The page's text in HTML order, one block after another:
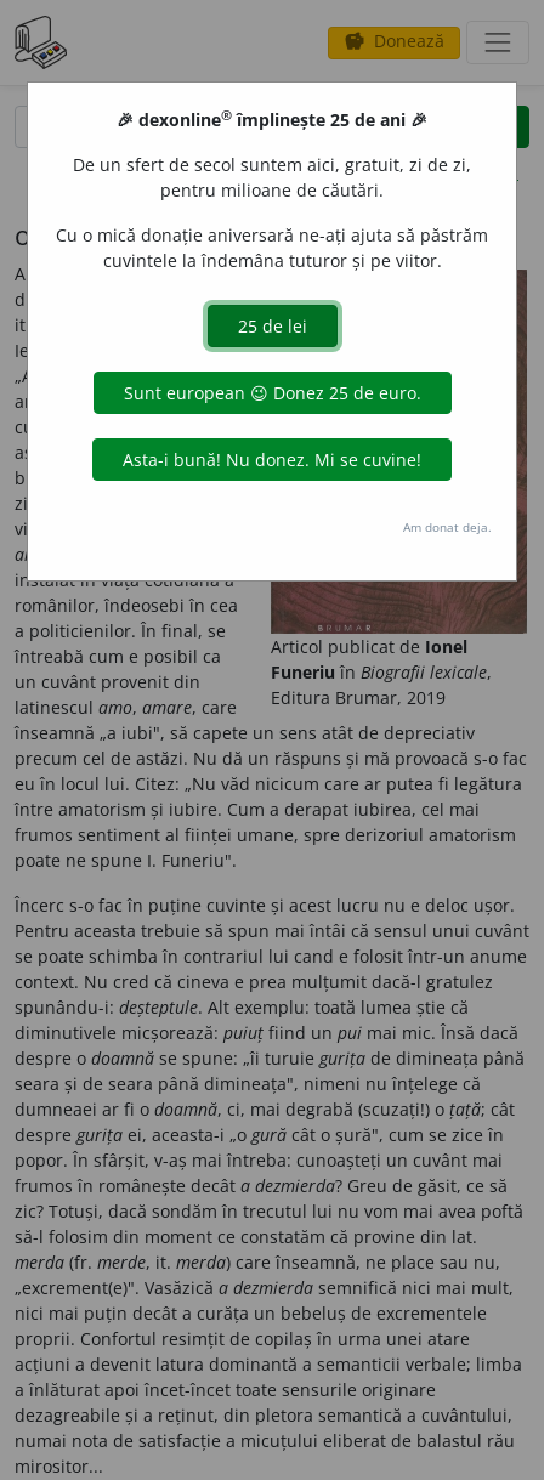
savings Donează
opțiuni
o provocare
Articol publicat de Ionel
Funeriu în Biografii lexicale,
Editura Brumar, 2019
Am reprodus, mai înainte, o
discuție telefonică
itinerantă cu domnul Ioan
Iercan, editorialistul ziarului
„Aradul", în urma căreia am
analizat etimologia
cuvântului
astea, în
Antinevralgic-ul său
bisăptămânal, temutul
ziarist scrie un articol
vitriolant la adresa
amatorismului
instalat în viața cotidiană a
românilor, îndeosebi în cea
a politicienilor. În final, se
întreabă cum e posibil ca
un cuvânt provenit din
latinescul amo, amare, care
înseamnă „a iubi", să capete un sens atât de depreciativ
precum cel de astăzi. Nu dă un răspuns și mă provoacă s-o fac
eu în locul lui. Citez: „Nu văd nicicum care ar putea fi legătura
între amatorism și iubire. Cum a derapat iubirea, cel mai
frumos sentiment al ființei umane, spre derizoriul amatorism
poate ne spune I. Funeriu".
Încerc s-o fac în puține cuvinte și acest lucru nu e deloc ușor.
Pentru aceasta trebuie să spun mai întâi că sensul unui cuvânt
se poate schimba în contrariul lui cand e folosit într-un anume
context. Nu cred că cineva e prea mulțumit dacă-l gratulez
spunându-i: deșteptule. Alt exemplu: toată lumea știe că
diminutivele micșorează: puiuț fiind un pui mai mic. Însă dacă
despre o doamnă se spune: „îi turuie gurița de dimineața până
seara și de seara până dimineața", nimeni nu înțelege că
dumneaei ar fi o doamnă, ci, mai degrabă (scuzați!) o țață; cât
despre gurița ei, aceasta-i „o gură cât o șură", cum se zice în
popor. În sfârșit, v-aș mai întreba: cunoașteți un cuvânt mai
frumos în românește decât a dezmierda? Greu de găsit, ce să
zic? Totuși, dacă sondăm în trecutul lui nu vom mai avea poftă
să-l folosim din moment ce constatăm că provine din lat.
merda (fr. merde, it. merda) care înseamnă, ne place sau nu,
„excrement(e)". Vasăzică a dezmierda semnifică nici mai mult,
nici mai puțin decât a curăța un bebeluș de excrementele
proprii. Confortul resimțit de copilaș în urma unei atare
acțiuni a devenit latura dominantă a semanticii verbale; limba
a înlăturat apoi încet-încet toate sensurile originare
dezagreabile și a reținut, din pletora semantică a cuvântului,
numai nota de satisfacție a micuțului eliberat de balastul rău
mirositor...
🎉 dexonline® împlinește 25 de ani 🎉
De un sfert de secol suntem aici, gratuit, zi de zi,
pentru milioane de căutări.
Cu o mică donație aniversară ne-ați ajuta să păstrăm
cuvintele la îndemâna tuturor și pe viitor.
Am donat deja.